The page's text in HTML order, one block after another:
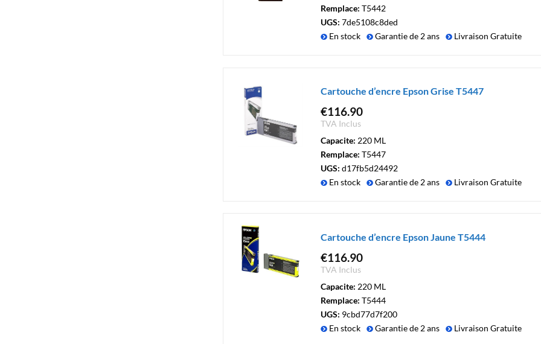
Remplace: T5442
UGS: 7de5108c8ded
En stock
Garantie de 2 ans Livraison Gratuite
Cartouche d’encre Epson Grise T5447
€116.90
TVA Inclus
Capacite: 220 ML
Remplace: T5447
UGS: d17fb5d24492
En stock
Garantie de 2 ans Livraison Gratuite
Cartouche d’encre Epson Jaune T5444
€116.90
TVA Inclus
Capacite: 220 ML
Remplace: T5444
UGS: 9cbd77d7f200
En stock
Garantie de 2 ans Livraison Gratuite